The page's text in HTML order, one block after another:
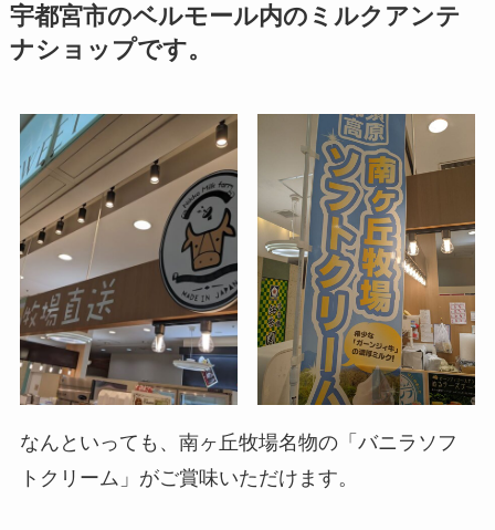
宇都宮市のベルモール内のミルクアンテ
ナショップです。
なんといっても、南ヶ丘牧場名物の「バニラソフ
トクリーム」がご賞味いただけます。